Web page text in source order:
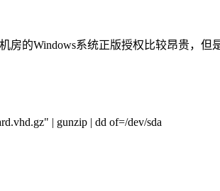
房的Windows系统正版授权比较昂贵，但
| gunzip | dd of=/dev/sda